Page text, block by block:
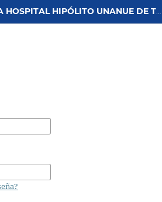
REVISTA MÉDICA HOSPITAL HIPÓLITO UNANUE DE TACNA